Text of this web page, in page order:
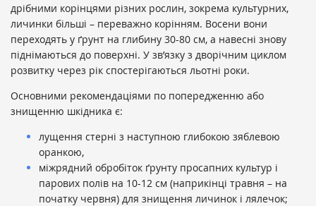
дрібними корінцями різних рослин, зокрема культурних,
личинки більші – переважно корінням. Восени вони
переходять у ґрунт на глибину 30-80 см, а навесні знову
піднімаються до поверхні. У зв’язку з дворічним циклом
розвитку через рік спостерігаються льотні роки.
Основними рекомендаціями по попередженню або
знищенню шкідника є:
лущення стерні з наступною глибокою зяблевою
оранкою,
міжрядний обробіток ґрунту просапних культур і
парових полів на 10-12 см (наприкінці травня – на
початку червня) для знищення личинок і лялечок;